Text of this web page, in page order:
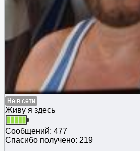
Не в сети
Живу я здесь
Сообщений: 477
Спасибо получено: 219